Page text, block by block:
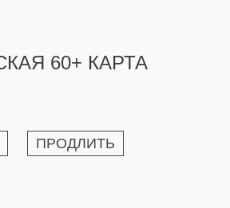
60+ КАРТА
ПРОДЛИТЬ